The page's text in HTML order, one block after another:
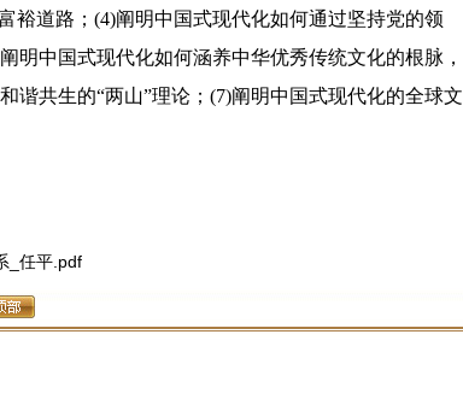
裕道路；(4)阐明中国式现代化如何通过坚持党的领
明中国式现代化如何涵养中华优秀传统文化的根脉，
谐共生的“两山”理论；(7)阐明中国式现代化的全球文
_任平.pdf